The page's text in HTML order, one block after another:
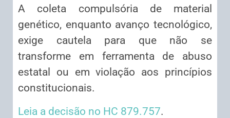
A coleta compulsória de material
genético, enquanto avanço tecnológico,
exige cautela para que não se
transforme em ferramenta de abuso
estatal ou em violação aos princípios
constitucionais.
Leia a decisão no HC 879.757.